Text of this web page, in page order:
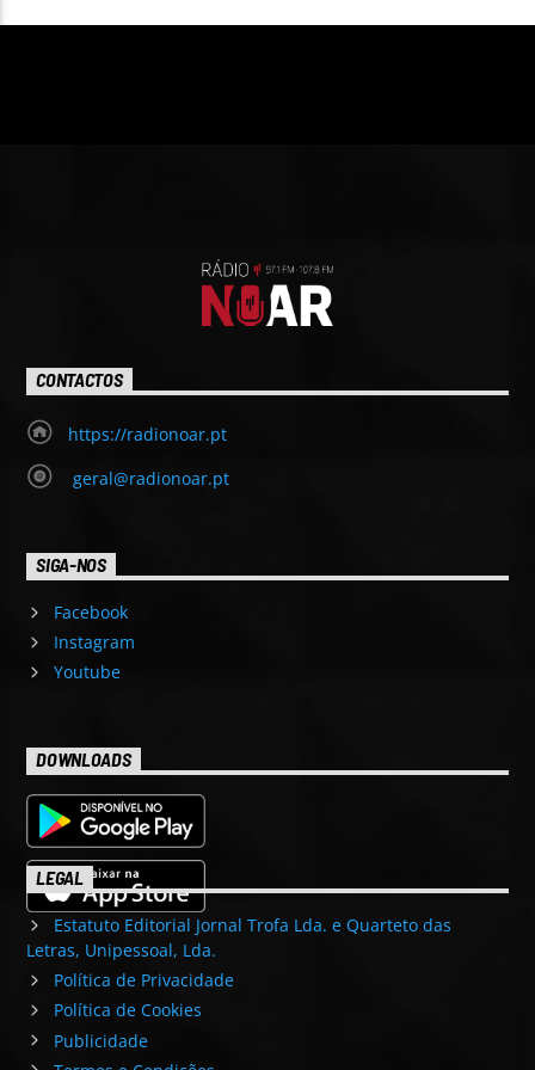
CONTACTOS
https://radionoar.pt
geral@radionoar.pt
SIGA-NOS
Facebook
Instagram
Youtube
DOWNLOADS
LEGAL
Estatuto Editorial Jornal Trofa Lda. e Quarteto das
Letras, Unipessoal, Lda.
Política de Privacidade
Política de Cookies
Publicidade